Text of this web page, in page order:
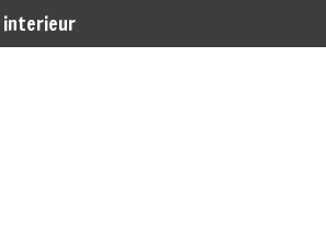
interieur